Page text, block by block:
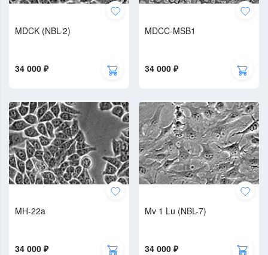
MDCK (NBL-2)
34 000 ₽
MDCC-MSB1
34 000 ₽
MH-22a
34 000 ₽
Mv 1 Lu (NBL-7)
34 000 ₽